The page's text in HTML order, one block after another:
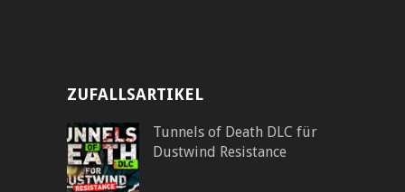
ZUFALLSARTIKEL
Tunnels of Death DLC für
Dustwind Resistance